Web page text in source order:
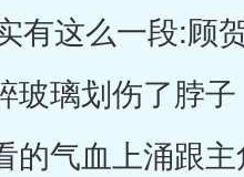
这么一段:顾
玻璃划伤了脖
的气血上涌跟